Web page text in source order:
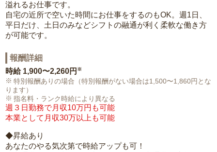
溢れるお仕事です。
自宅の近所で空いた時間にお仕事をするのもOK。週1日、
平日だけ、土日のみなどシフトの融通が利く柔軟な働き方
が可能です。
報酬詳細
時給 1,900〜2,260円 ※
特別報酬ありの場合（特別報酬がない場合は1,500〜1,860円とな
ります）
指名料・ランク時給により異なる
週３日勤務で月収10万円も可能
本業として月収30万以上も可能
◆昇給あり
あなたのやる気次第で時給アップも可！